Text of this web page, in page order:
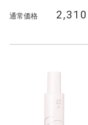
通常価格 2,310